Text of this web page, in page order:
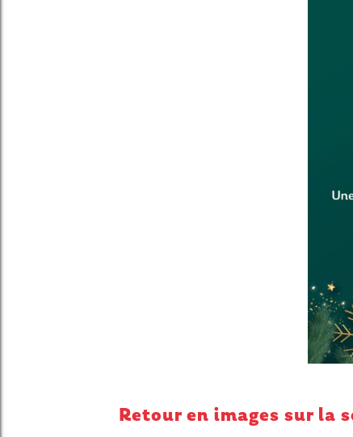
Retour en images sur la